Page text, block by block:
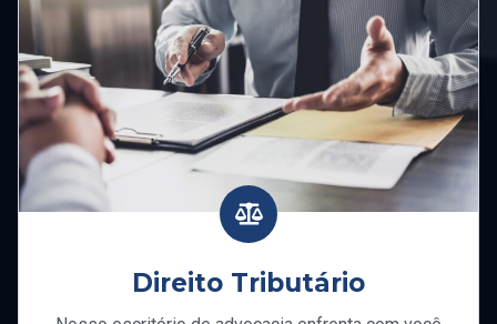
Direito Tributário